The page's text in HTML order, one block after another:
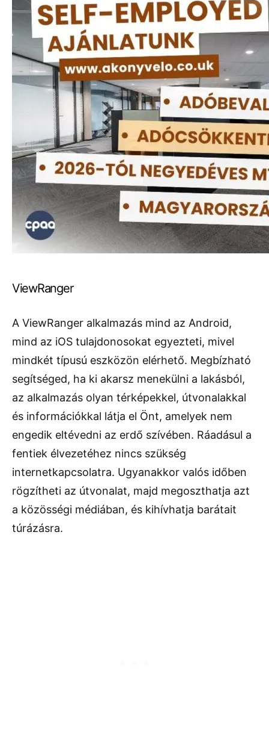
ViewRanger
A ViewRanger alkalmazás mind az Android,
mind az iOS tulajdonosokat egyezteti, mivel
mindkét típusú eszközön elérhető. Megbízható
segítséged, ha ki akarsz menekülni a lakásból,
az alkalmazás olyan térképekkel, útvonalakkal
és információkkal látja el Önt, amelyek nem
engedik eltévedni az erdő szívében. Ráadásul a
fentiek élvezetéhez nincs szükség
internetkapcsolatra. Ugyanakkor valós időben
rögzítheti az útvonalat, majd megoszthatja azt
a közösségi médiában, és kihívhatja barátait
túrázásra.